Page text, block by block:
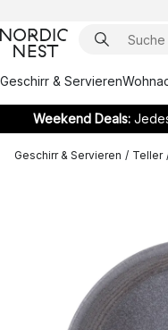
Geschirr & Servieren
Weekend Deals:
Geschirr & Servieren / Teller